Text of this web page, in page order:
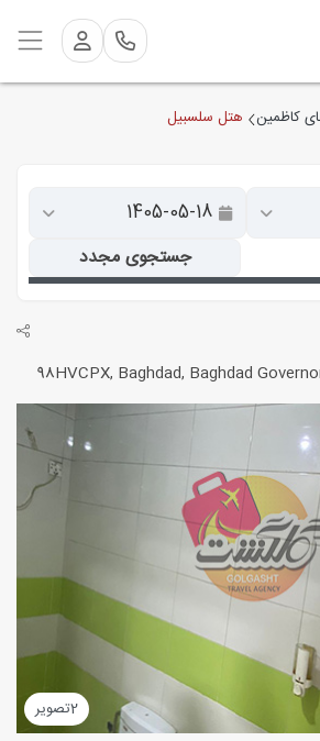
کاظمین هتل سلسبیل
98HVCPX, Baghdad, Baghdad
2تصویر
جستجوی مجدد